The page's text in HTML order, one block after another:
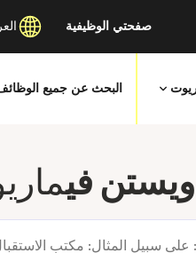
صفحتي الوظيفية
البحث عن جميع
ويستن في